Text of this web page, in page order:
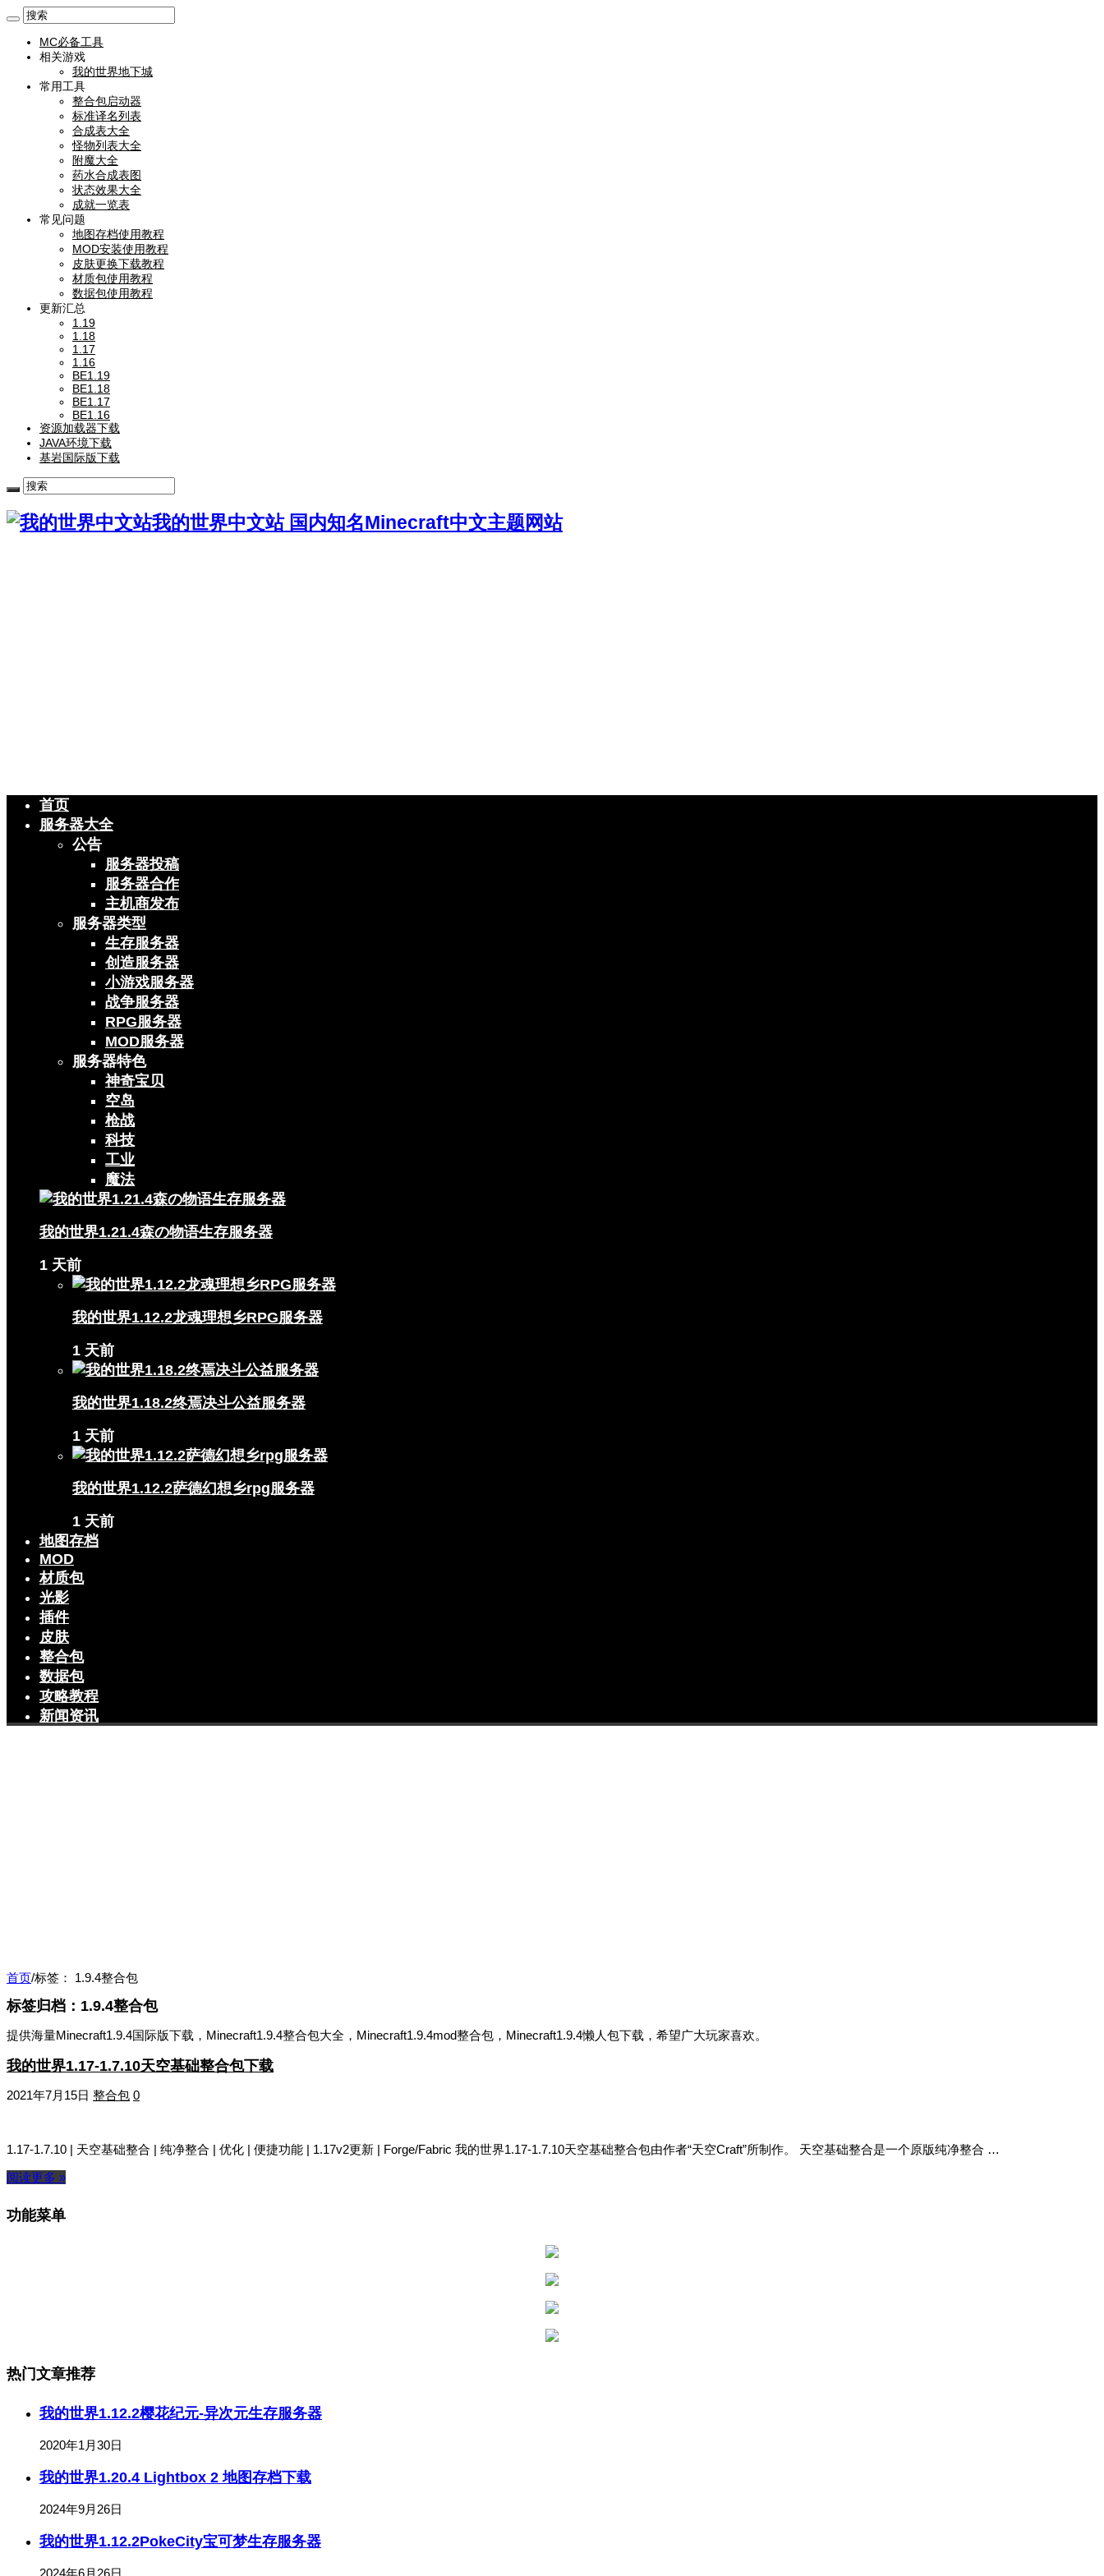
MC必备工具
相关游戏
我的世界地下城
常用工具
整合包启动器
标准译名列表
合成表大全
怪物列表大全
附魔大全
药水合成表图
状态效果大全
成就一览表
常见问题
地图存档使用教程
MOD安装使用教程
皮肤更换下载教程
材质包使用教程
数据包使用教程
更新汇总
1.19
1.18
1.17
1.16
BE1.19
BE1.18
BE1.17
BE1.16
资源加载器下载
JAVA环境下载
基岩国际版下载
我的世界中文站 国内知名Minecraft中文主题网站
首页
服务器大全
公告
服务器投稿
服务器合作
主机商发布
服务器类型
生存服务器
创造服务器
小游戏服务器
战争服务器
RPG服务器
MOD服务器
服务器特色
神奇宝贝
空岛
枪战
科技
工业
魔法
我的世界1.21.4森の物语生存服务器
1 天前
我的世界1.12.2龙魂理想乡RPG服务器
1 天前
我的世界1.18.2终焉决斗公益服务器
1 天前
我的世界1.12.2萨德幻想乡rpg服务器
1 天前
地图存档
MOD
材质包
光影
插件
皮肤
整合包
数据包
攻略教程
新闻资讯
首页/标签： 1.9.4整合包
标签归档： 1.9.4整合包
提供海量Minecraft1.9.4国际版下载，Minecraft1.9.4整合包大全，Minecraft1.9.4mod整合包，Minecraft1.9.4懒人包下载，希望广大玩家喜欢。
我的世界1.17-1.7.10天空基础整合包下载
2021年7月15日 整合包 0
1.17-1.7.10 | 天空基础整合 | 纯净整合 | 优化 | 便捷功能 | 1.17v2更新 | Forge/Fabric 我的世界1.17-1.7.10天空基础整合包由作者“天空Craft”所制作。 天空基础整合是一个原版纯净整合 …
阅读更多 »
功能菜单
热门文章推荐
我的世界1.12.2樱花纪元-异次元生存服务器
2020年1月30日
我的世界1.20.4 Lightbox 2 地图存档下载
2024年9月26日
我的世界1.12.2PokeCity宝可梦生存服务器
2024年6月26日